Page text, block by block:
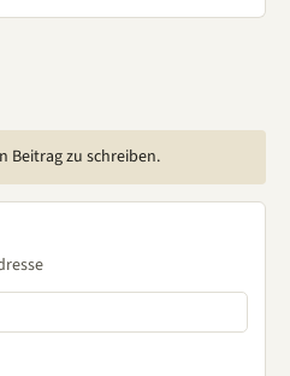
Beitrag zu schreiben.